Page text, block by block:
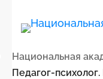
Национальная
Педагог-